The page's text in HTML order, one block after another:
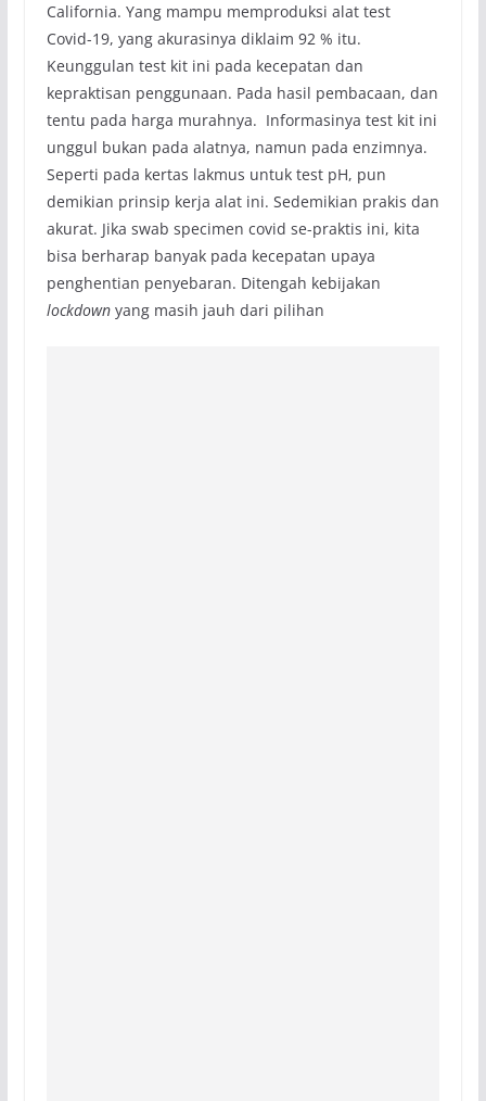
California. Yang mampu memproduksi alat test
Covid-19, yang akurasinya diklaim 92 % itu.
Keunggulan test kit ini pada kecepatan dan
kepraktisan penggunaan. Pada hasil pembacaan, dan
tentu pada harga murahnya. Informasinya test kit ini
unggul bukan pada alatnya, namun pada enzimnya.
Seperti pada kertas lakmus untuk test pH, pun
demikian prinsip kerja alat ini. Sedemikian prakis dan
akurat. Jika swab specimen covid se-praktis ini, kita
bisa berharap banyak pada kecepatan upaya
penghentian penyebaran. Ditengah kebijakan
lockdownyang masih jauh dari pilihan